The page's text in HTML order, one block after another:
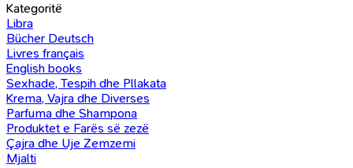
Kategoritë
Libra
Bücher Deutsch
Livres français
English books
Sexhade, Tespih dhe Pllakata
Krema, Vajra dhe Diverses
Parfuma dhe Shampona
Produktet e Farës së zezë
Çajra dhe Uje Zemzemi
Mjalti